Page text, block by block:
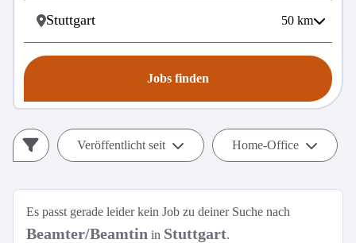
50 km
Jobs finden
Veröffentlicht seit Home-Office
Es passt gerade leider kein Job zu deiner Suche nach
Beamter/Beamtin in Stuttgart.